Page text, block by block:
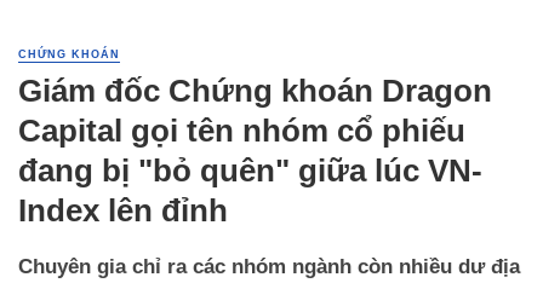
CHỨNG KHOÁN
Giám đốc Chứng khoán Dragon
Capital gọi tên nhóm cổ phiếu
đang bị "bỏ quên" giữa lúc VN-
Index lên đỉnh
Chuyên gia chỉ ra các nhóm ngành còn nhiều dư địa